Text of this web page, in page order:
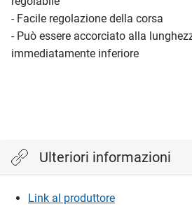
- Facile regolazione della corsa
- Può essere accorciato alla
immediatamente inferiore
Ulteriori informazioni
Link al produttore